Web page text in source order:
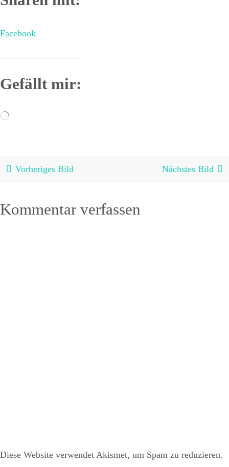
Facebook
Gefällt mir:
Wird
Vorheriges Bild Nächstes Bild
Kommentar verfassen
Diese Website verwendet Akismet, um Spam zu reduzieren.